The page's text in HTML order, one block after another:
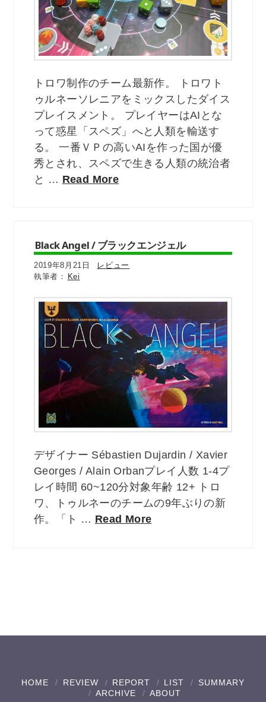
トロワ制作のチーム最新作。 トロワト
ゥルネーソレニアをミックスしたダイス
プレイスメント。 プレイヤーはAIとな
って惑星「スペズ」へと人類を輸送す
る。 一番ＶＰの高いAIを作った国が優
秀とされ、スペズで生きる人類の統治者
と … Read More
Black Angel / ブラックエンジェル
2019年8月21日
レビュー
Kei
デザイナー Sébastien Dujardin / Xavier
Georges / Alain Orbanプレイ人数 1-4プ
レイ時間 60~120分対象年齢 12+ トロ
ワ、トゥルネーのチームの9年ぶりの新
作。「ト … Read More
HOME REVIEW REPORT LIST
SUMMARY
ARCHIVE
ABOUT